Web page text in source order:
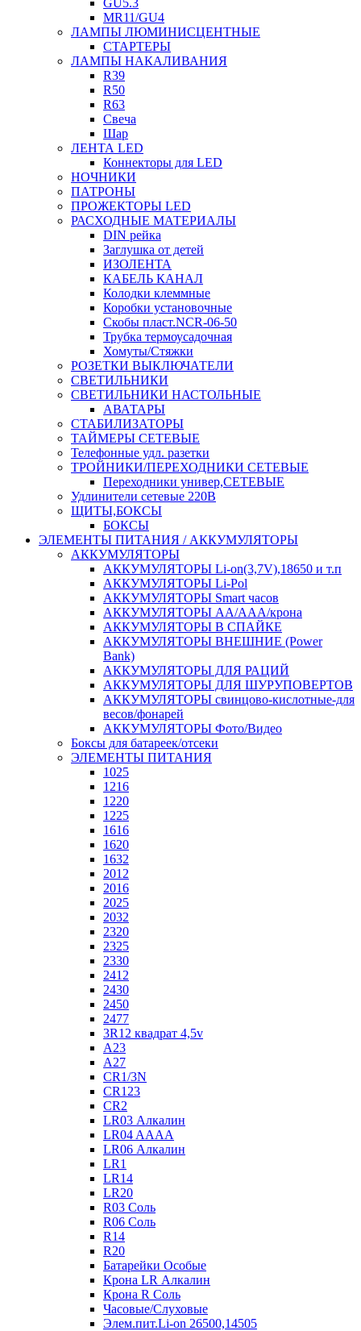
GU5.3
MR11/GU4
ЛАМПЫ ЛЮМИНИСЦЕНТНЫЕ
СТАРТЕРЫ
ЛАМПЫ НАКАЛИВАНИЯ
R39
R50
R63
Свеча
Шар
ЛЕНТА LED
Коннекторы для LED
НОЧНИКИ
ПАТРОНЫ
ПРОЖЕКТОРЫ LED
РАСХОДНЫЕ МАТЕРИАЛЫ
DIN рейка
Заглушка от детей
ИЗОЛЕНТА
КАБЕЛЬ КАНАЛ
Колодки клеммные
Коробки установочные
Скобы пласт.NCR-06-50
Трубка термоусадочная
Хомуты/Стяжки
РОЗЕТКИ ВЫКЛЮЧАТЕЛИ
СВЕТИЛЬНИКИ
СВЕТИЛЬНИКИ НАСТОЛЬНЫЕ
АВАТАРЫ
СТАБИЛИЗАТОРЫ
ТАЙМЕРЫ СЕТЕВЫЕ
Телефонные удл. разетки
ТРОЙНИКИ/ПЕРЕХОДНИКИ СЕТЕВЫЕ
Переходники универ,СЕТЕВЫЕ
Удлинители сетевые 220В
ЩИТЫ,БОКСЫ
БОКСЫ
ЭЛЕМЕНТЫ ПИТАНИЯ / АККУМУЛЯТОРЫ
АККУМУЛЯТОРЫ
АККУМУЛЯТОРЫ Li-on(3,7V),18650 и т.п
АККУМУЛЯТОРЫ Li-Pol
АККУМУЛЯТОРЫ Smart часов
АККУМУЛЯТОРЫ АА/ААА/крона
АККУМУЛЯТОРЫ В СПАЙКЕ
АККУМУЛЯТОРЫ ВНЕШНИЕ (Power
Bank)
АККУМУЛЯТОРЫ ДЛЯ РАЦИЙ
АККУМУЛЯТОРЫ ДЛЯ ШУРУПОВЕРТОВ
АККУМУЛЯТОРЫ свинцово-кислотные-для
весов/фонарей
АККУМУЛЯТОРЫ Фото/Видео
Боксы для батареек/отсеки
ЭЛЕМЕНТЫ ПИТАНИЯ
1025
1216
1220
1225
1616
1620
1632
2012
2016
2025
2032
2320
2325
2330
2412
2430
2450
2477
3R12 квадрат 4,5v
A23
A27
CR1/3N
CR123
CR2
LR03 Алкалин
LR04 AAAA
LR06 Алкалин
LR1
LR14
LR20
R03 Соль
R06 Соль
R14
R20
Батарейки Особые
Крона LR Алкалин
Крона R Соль
Часовые/Слуховые
Элем.пит.Li-on 26500,14505